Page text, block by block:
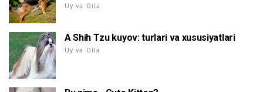
Uy va Oila
A Shih Tzu kuyov: turlari va xususiyatlari
Uy va Oila